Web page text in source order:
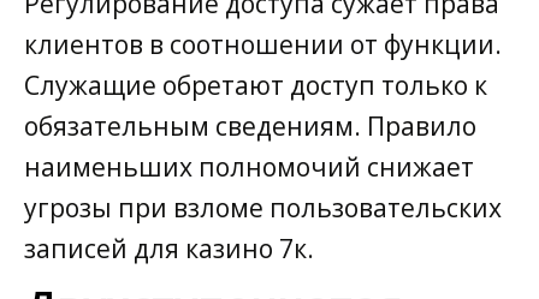
клиентов в соотношении от функции.
Служащие обретают доступ только к
обязательным сведениям. Правило
наименьших полномочий снижает
угрозы при взломе пользовательских
записей для казино 7к.